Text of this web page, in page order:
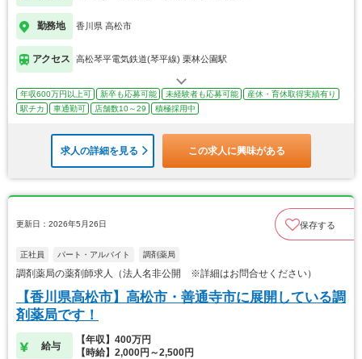
勤務地 香川県 高松市
アクセス 高松琴平電気鉄道(琴平線) 栗林公園駅
年収600万円以上可 新卒も応募可能 未経験者も応募可能
産休・育休取得実績有り
駅チカ
車通勤可 店舗数10～29 積極採用中
求人の詳細を見る この求人に興味がある
更新日：2026年5月26日 保存する
正社員 パート・アルバイト 調剤薬局
調剤薬局の薬剤師求人（法人名非公開 ※詳細はお問合せください）
【香川県高松市】高松市・善通寺市に展開している調
剤薬局です！
給与
【年収】400万円
【時給】2,000円～2,500円